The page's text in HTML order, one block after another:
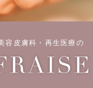
容皮膚科・再生医療の